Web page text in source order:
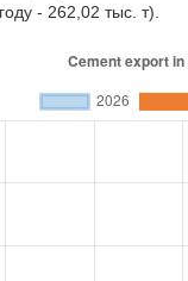
- 262,02 тыс. т).